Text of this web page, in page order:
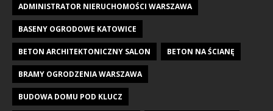
ADMINISTRATOR NIERUCHOMOŚCI WARSZAWA
BASENY OGRODOWE KATOWICE
BETON ARCHITEKTONICZNY SALON BETON NA ŚCIANĘ
BRAMY OGRODZENIA WARSZAWA
BUDOWA DOMU POD KLUCZ